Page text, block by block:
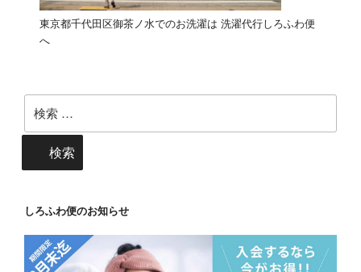
東京都千代田区御茶ノ水でのお洗濯は 洗濯代行しろふわ便
へ
検
索:
検索
しろふわ便のお知らせ